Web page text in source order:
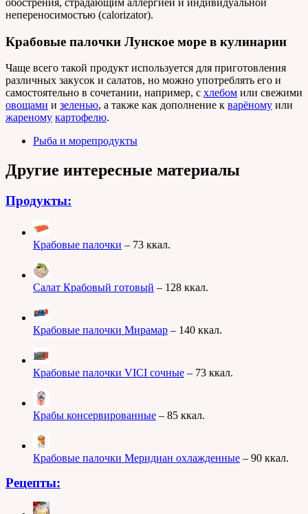
непереносимостью (calorizator).
Крабовые палочки Лунское море в кулинарии
Чаще всего такой продукт используется для приготовления
различных закусок и салатов, но можно употреблять его и
самостоятельно в сочетании, например, с хлебом или свежими
овощами и зеленью, а также как дополнение к варёному или
жареному картофелю.
Рыба и морепродукты
Другие интересные материалы
Продукты:
Крабовые палочки – 73 ккал.
Салат Крабовый готовый – 128 ккал.
Крабовые палочки Мирамар – 140 ккал.
Крабовые палочки VICI сочные – 73 ккал.
Крабы консервированные – 85 ккал.
Крабовые палочки Меридиан охлажденные – 90 ккал.
Рецепты: